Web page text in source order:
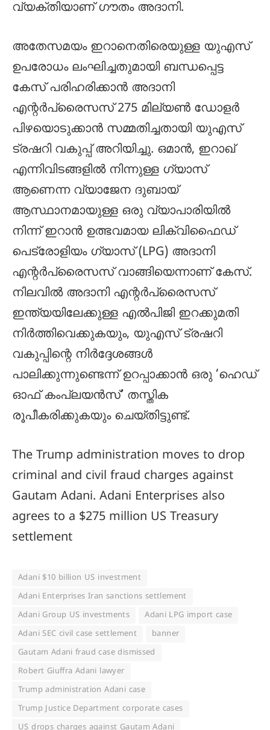
വ്യക്തിയാണ് ഗൗതം അദാനി.
അതേസമയം ഇറാനെതിരെയുള്ള യുഎസ്
ഉപരോധം ലംഘിച്ചതുമായി ബന്ധപ്പെട്ട
കേസ് പരിഹരിക്കാൻ അദാനി
എന്റർപ്രൈസസ് 275 മില്യൺ ഡോളർ
പിഴയൊടുക്കാൻ സമ്മതിച്ചതായി യുഎസ്
ട്രഷറി വകുപ്പ് അറിയിച്ചു. ഒമാൻ, ഇറാഖ്
എന്നിവിടങ്ങളിൽ നിന്നുള്ള ഗ്യാസ്
ആണെന്ന വ്യാജേന ദുബായ്
ആസ്ഥാനമായുള്ള ഒരു വ്യാപാരിയിൽ
നിന്ന് ഇറാൻ ഉത്ഭവമായ ലിക്വിഫൈഡ്
പെട്രോളിയം ഗ്യാസ് (LPG) അദാനി
എന്റർപ്രൈസസ് വാങ്ങിയെന്നാണ് കേസ്.
നിലവിൽ അദാനി എന്റർപ്രൈസസ്
ഇന്ത്യയിലേക്കുള്ള എൽപിജി ഇറക്കുമതി
നിർത്തിവെക്കുകയും, യുഎസ് ട്രഷറി
വകുപ്പിന്റെ നിർദ്ദേശങ്ങൾ
പാലിക്കുന്നുണ്ടെന്ന് ഉറപ്പാക്കാൻ ഒരു ‘ഹെഡ്
ഓഫ് കംപ്ലയൻസ്’ തസ്തിക
രൂപീകരിക്കുകയും ചെയ്തിട്ടുണ്ട്.
The Trump administration moves to drop
criminal and civil fraud charges against
Gautam Adani. Adani Enterprises also
agrees to a $275 million US Treasury
settlement
Adani $10 billion US investment
Adani Enterprises Iran sanctions settlement
Adani Group US investments
Adani LPG import case
Adani SEC civil case settlement
banner
Gautam Adani fraud case dismissed
Robert Giuffra Adani lawyer
Trump administration Adani case
Trump Justice Department corporate cases
US drops charges against Gautam Adani